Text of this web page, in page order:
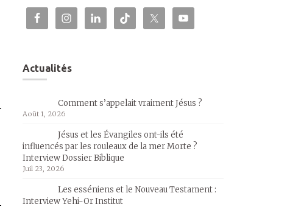
Actualités
Comment s’appelait vraiment Jésus ?
Août 1, 2026
Jésus et les Évangiles ont-ils été
influencés par les rouleaux de la mer Morte ?
Interview Dossier Biblique
Juil 23, 2026
Les esséniens et le Nouveau Testament :
Interview Yehi-Or Institut